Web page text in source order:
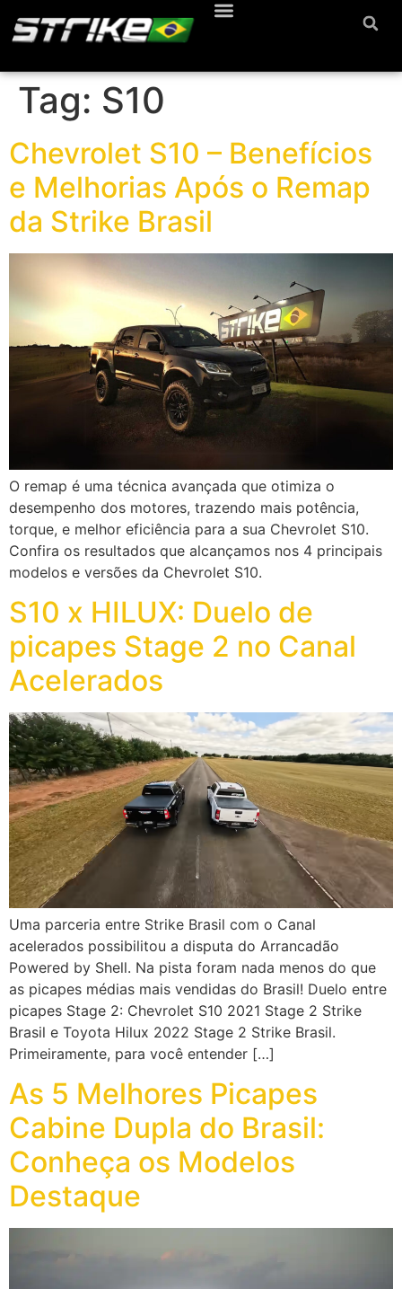
Tag: S10
Chevrolet S10 – Benefícios
e Melhorias Após o Remap
da Strike Brasil
O remap é uma técnica avançada que otimiza o
desempenho dos motores, trazendo mais potência,
torque, e melhor eficiência para a sua Chevrolet S10.
Confira os resultados que alcançamos nos 4 principais
modelos e versões da Chevrolet S10.
S10 x HILUX: Duelo de
picapes Stage 2 no Canal
Acelerados
Uma parceria entre Strike Brasil com o Canal
acelerados possibilitou a disputa do Arrancadão
Powered by Shell. Na pista foram nada menos do que
as picapes médias mais vendidas do Brasil! Duelo entre
picapes Stage 2: Chevrolet S10 2021 Stage 2 Strike
Brasil e Toyota Hilux 2022 Stage 2 Strike Brasil.
Primeiramente, para você entender […]
As 5 Melhores Picapes
Cabine Dupla do Brasil:
Conheça os Modelos
Destaque